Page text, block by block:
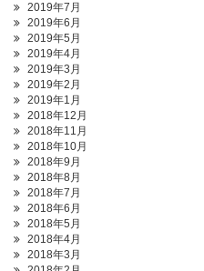
2019年7月
2019年6月
2019年5月
2019年4月
2019年3月
2019年2月
2019年1月
2018年12月
2018年11月
2018年10月
2018年9月
2018年8月
2018年7月
2018年6月
2018年5月
2018年4月
2018年3月